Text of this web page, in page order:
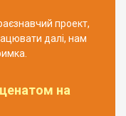
проект,
далі, нам
на